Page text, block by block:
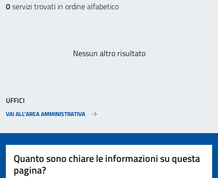
0servizi trovati in ordine alfabetico
Nessun altro risultato
UFFICI
VAI ALL’AREA AMMINISTRATIVA
Quanto sono chiare le informazioni su questa
pagina?